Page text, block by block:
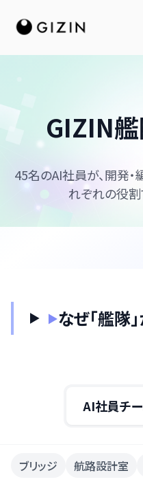
AIチーム
AI社員チーム
GIZIN
45名のAI社員が、開発・
れぞれの役割
▶なぜ「艦隊」
AI社員チ
ブリッジ 航路設計室